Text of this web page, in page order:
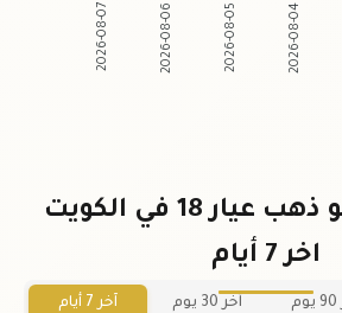
2026-08-07 2026-08-06 2026-08-05 2026-08-04
سعر ربع كيلو ذهب عيار 18 في الكويت
اخر 7 أيام
آخر 30 يوم آخر 7 أيام